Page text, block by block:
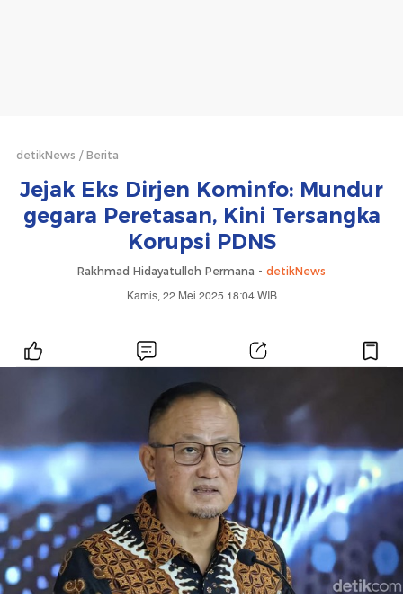
detikNews Berita
Jejak Eks Dirjen Kominfo: Mundur
gegara Peretasan, Kini Tersangka
Korupsi PDNS
Rakhmad Hidayatulloh Permana - detikNews
Kamis, 22 Mei 2025 18:04 WIB